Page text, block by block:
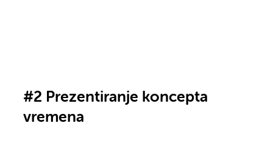
#2 Prezentiranje koncepta
vremena